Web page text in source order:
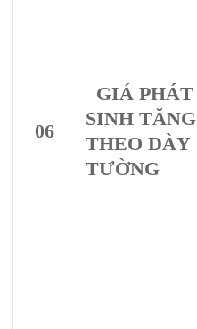
06
GIÁ PHÁT
SINH TĂNG
THEO DÀY
TƯỜNG